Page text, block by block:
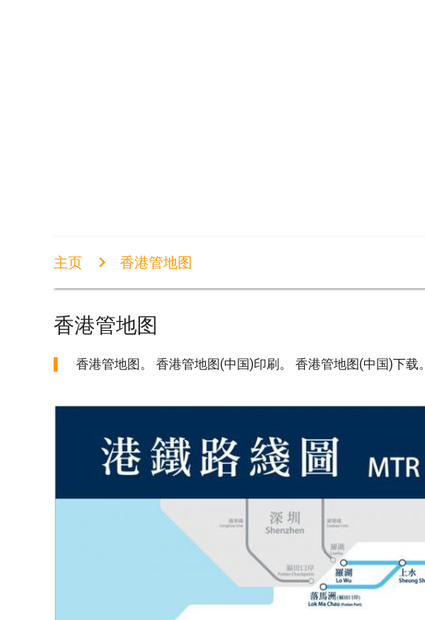
主页 香港管地图
香港管地图
香港管地图。 香港管地图(中国)印刷。 香港管地图(中国)下载。